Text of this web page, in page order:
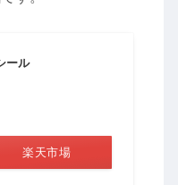
ール
楽天市場